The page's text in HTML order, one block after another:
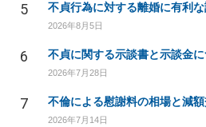
5
2026年8月5日
6 不貞に関する示談書と示談金
2026年7月28日
7 不倫による慰謝料の相場と減
2026年7月14日